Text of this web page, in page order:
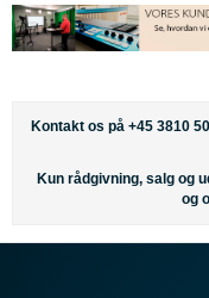
Kontakt os på +45 3810
Kun rådgivning, salg og
og